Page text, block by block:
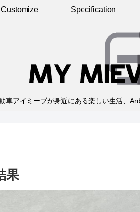
車アイミーブが身近にある楽しい生活、
Customize Specification
果